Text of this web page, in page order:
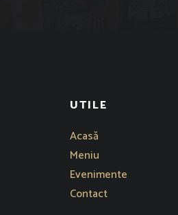
UTILE
Acasă
Meniu
Evenimente
Contact